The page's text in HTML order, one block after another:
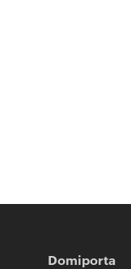
Domiporta